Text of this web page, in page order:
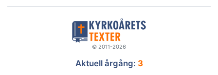
© 2011-2026
Aktuell årgång: 3